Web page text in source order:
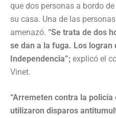
que dos personas a bordo
su casa. Una de las
amenazó. “Se trata de dos
se dan a la fuga. Los logran
Independencia”; explicó el
Vinet.
“Arremeten contra la
utilizaron disparos